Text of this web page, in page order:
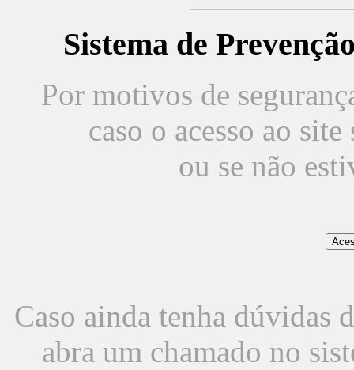
Sistema de
Por motivos de
caso o acesso ao
ou se não
Caso ainda tenha dúvidas
abra um chamado no